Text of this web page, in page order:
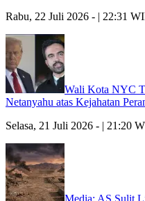
Rabu, 22 Juli 2026 - | 22:31
Wali Kota NYC
Netanyahu atas Kejahatan
Selasa, 21 Juli 2026 - | 21:20
Media: AS Sulit